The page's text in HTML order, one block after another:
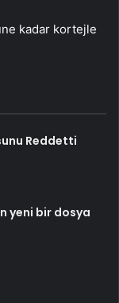
kadar kortejle
Reddetti
yeni bir dosya